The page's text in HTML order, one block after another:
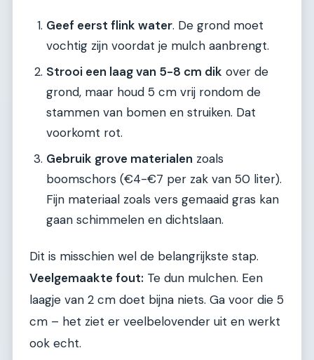
Geef eerst flink water. De grond moet
vochtig zijn voordat je mulch aanbrengt.
Strooi een laag van 5-8 cm dik over de
grond, maar houd 5 cm vrij rondom de
stammen van bomen en struiken. Dat
voorkomt rot.
Gebruik grove materialen zoals
boomschors (€4-€7 per zak van 50 liter).
Fijn materiaal zoals vers gemaaid gras kan
gaan schimmelen en dichtslaan.
Dit is misschien wel de belangrijkste stap.
Veelgemaakte fout: Te dun mulchen. Een
laagje van 2 cm doet bijna niets. Ga voor die 5
cm – het ziet er veelbelovender uit en werkt
ook echt.